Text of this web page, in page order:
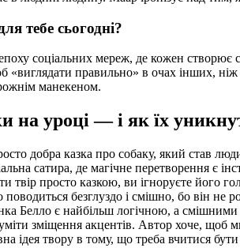
тебе сьогодні?
соціальних мереж, де кожен створює
«виглядати правильно» в очах інших,
манекеном.
на уроці — і як їх
добра казка про собаку, який став
сатира, де магічне перетворення є
твір просто казкою, ви ігноруєте його
безглуздо і смішно, бо він не
Белло є найбільш логічною, а смішними
зміщення акцентів. Автор хоче, щоб
ідея твору в тому, що треба вчитися